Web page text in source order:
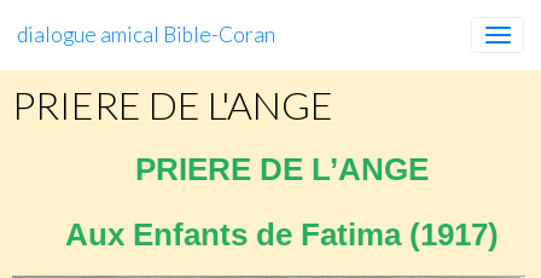
dialogue amical Bible-Coran
PRIERE DE L'ANGE
PRIERE DE L’ANGE
Aux Enfants de Fatima (1917)